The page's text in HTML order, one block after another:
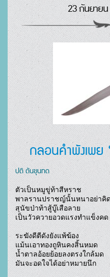
23 กันยาย
กลอนคำพังเพ
ปติ ตันขุนทด
ตัวเป็นหมูขู่ท้าสีหราช
พาลรานปราชญ์นั้นหนาอย่าคิ
สุนัขป่าท้าสู้บู๊เสือลาย
เป็นวัวควายอวดแรงทำแข็งคด
ระฆังดีตีดังยังแพ้ฆ้อง
แม้นเอาทองถูหินคงสิ้นหมด
น้ำตาลอ้อยย้อยลงตรงใกล้มด
มันจะอดใจได้อย่าหมายนึก